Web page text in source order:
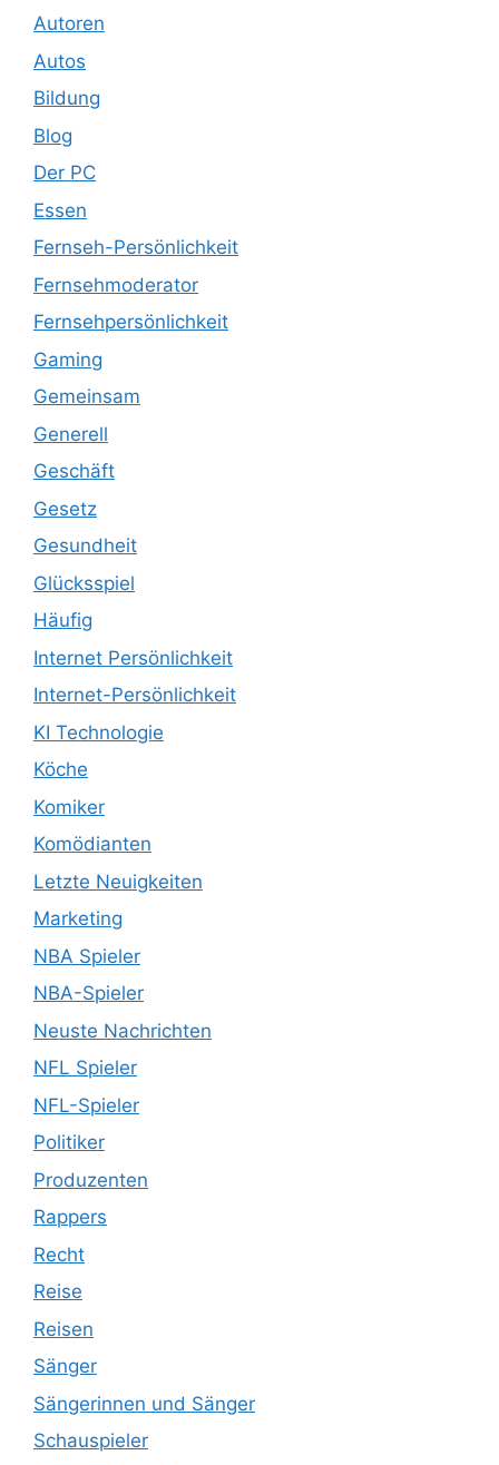
Autoren
Autos
Bildung
Blog
Der PC
Essen
Fernseh-Persönlichkeit
Fernsehmoderator
Fernsehpersönlichkeit
Gaming
Gemeinsam
Generell
Geschäft
Gesetz
Gesundheit
Glücksspiel
Häufig
Internet Persönlichkeit
Internet-Persönlichkeit
KI Technologie
Köche
Komiker
Komödianten
Letzte Neuigkeiten
Marketing
NBA Spieler
NBA-Spieler
Neuste Nachrichten
NFL Spieler
NFL-Spieler
Politiker
Produzenten
Rappers
Recht
Reise
Reisen
Sänger
Sängerinnen und Sänger
Schauspieler